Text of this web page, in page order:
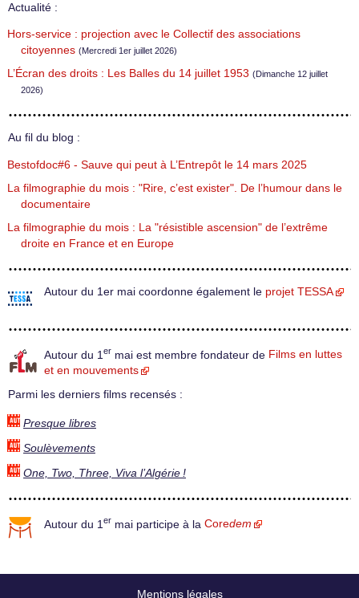
Actualité :
Hors-service : projection avec le Collectif des associations
citoyennes (Mercredi 1er juillet 2026)
L’Écran des droits : Les Balles du 14 juillet 1953 (Dimanche 12 juillet
2026)
Au fil du blog :
Bestofdoc#6 - Sauve qui peut à L’Entrepôt le 14 mars 2025
La filmographie du mois : "Rire, c’est exister". De l’humour dans le
documentaire
La filmographie du mois : La "résistible ascension" de l’extrême
droite en France et en Europe
Autour du 1er mai coordonne également le projet TESSA
Autour du 1 er mai est membre fondateur de Films en luttes
et en mouvements
Parmi les derniers films recensés :
Presque libres
Soulèvements
One, Two, Three, Viva l’Algérie !
Autour du 1 er mai participe à la Coredem
Mentions légales